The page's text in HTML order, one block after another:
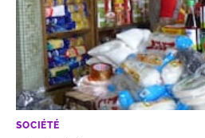
SOCIÉTÉ